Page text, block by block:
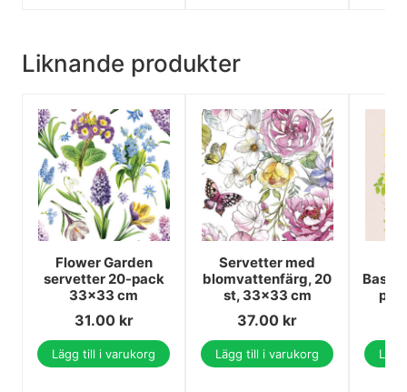
Liknande produkter
Flower Garden
servetter 20-pack
33x33 cm
31.00 kr
Lägg till i varukorg
Servetter med
blomvattenfärg, 20
st, 33x33 cm
37.00 kr
Lägg till i varukorg